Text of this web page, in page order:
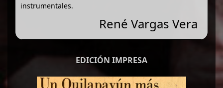
instrumentales.
René Vargas Vera
EDICIÓN IMPRESA